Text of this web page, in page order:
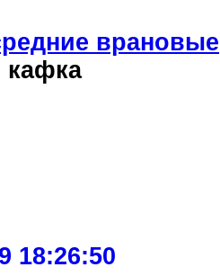
врановые
кафка
18:26:50